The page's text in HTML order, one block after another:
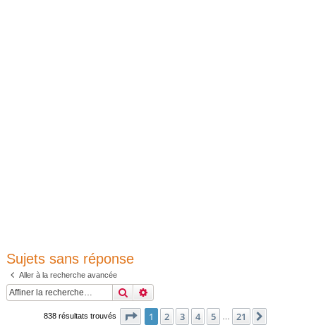
Sujets sans réponse
Aller à la recherche avancée
Rechercher
838 résultats trouvés Page 1sur21
1 2 3 4 5 21